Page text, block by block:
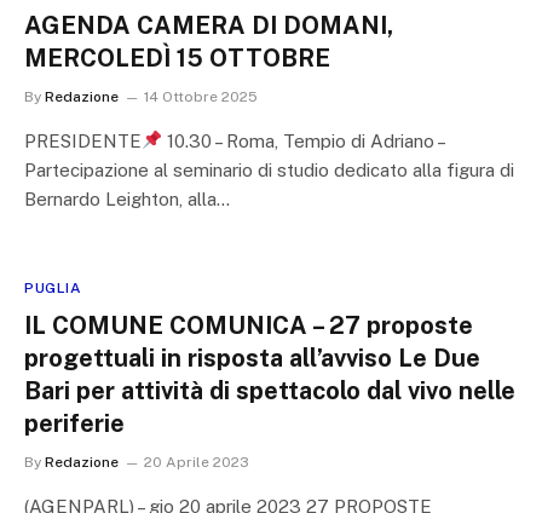
AGENDA CAMERA DI DOMANI,
MERCOLEDÌ 15 OTTOBRE
By Redazione 14 Ottobre 2025
PRESIDENTE
10.30 – Roma, Tempio di Adriano –
Partecipazione al seminario di studio dedicato alla figura di
Bernardo Leighton, alla…
PUGLIA
IL COMUNE COMUNICA – 27 proposte
progettuali in risposta all’avviso Le Due
Bari per attività di spettacolo dal vivo nelle
periferie
By Redazione 20 Aprile 2023
(AGENPARL) – gio 20 aprile 2023 27 PROPOSTE